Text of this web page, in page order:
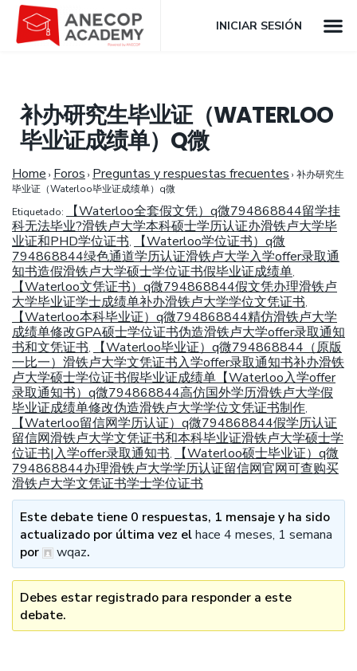
INICIAR SESIÓN
补办研究生毕业证（WATERLOO
毕业证成绩单）Q微
Home › Foros › Preguntas y respuestas frecuentes › 补办研究生
毕业证（Waterloo毕业证成绩单）q微
Etiquetado:
【Waterloo全套假文凭）q微794868844留学挂
科无法毕业?滑铁卢大学本科硕士学历认证办滑铁卢大学毕
业证和PHD学位证书,
【Waterloo学位证书）q微
794868844绿色通道学历认证滑铁卢大学入学offer录取通
知书造假滑铁卢大学硕士学位证书假毕业证成绩单,
【Waterloo文凭证书）q微794868844假文凭办理滑铁卢
大学毕业证学士成绩单补办滑铁卢大学学位文凭证书,
【Waterloo本科毕业证）q微794868844精仿滑铁卢大学
成绩单修改GPA硕士学位证书伪造滑铁卢大学offer录取通知
书和文凭证书,
【Waterloo毕业证）q微794868844（原版
一比一）滑铁卢大学文凭证书入学offer录取通知书补办滑铁
卢大学硕士学位证书假毕业证成绩单【Waterloo入学offer
录取通知书）q微794868844高仿国外学历滑铁卢大学假
毕业证成绩单修改伪造滑铁卢大学学位文凭证书制作,
【Waterloo留信网学历认证）q微794868844假学历认证
留信网滑铁卢大学文凭证书和本科毕业证滑铁卢大学硕士学
位证书|入学offer录取通知书,
【Waterloo硕士毕业证）q微
794868844办理滑铁卢大学学历认证留信网官网可查购买
滑铁卢大学文凭证书学士学位证书
Este debate tiene 0 respuestas, 1 mensaje y ha sido
actualizado por última vez elhace 4 meses, 1 semana
por
wqaz.
Debes estar registrado para responder a este
debate.